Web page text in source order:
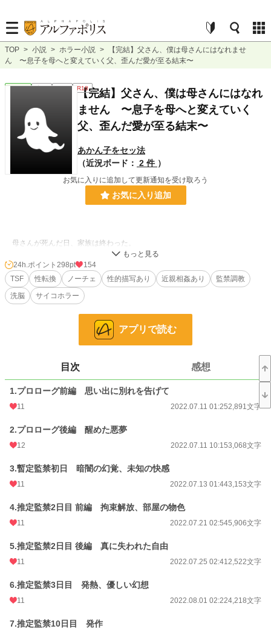
TOP > 小説 > ホラー小説 >
【完結】父さん、僕は母さんにはなれませ
ん 〜息子を母へと変えていく父、歪んだ愛が至る結末〜
ホラー 完結 短編 R18
【完結】父さん、僕は母さんにはなれ
ません 〜息子を母へと変えていく
父、歪んだ愛が至る結末〜
あかん子をセッ法
（近況ボード： 2 件 ）
お気に入りに追加して更新通知を受け取ろう
お気に入り追加
母さんが死んだ日、家族は終わった。
なら、僕が母さんにされた日には、どうなるのだろう？
ていた偏屈な父親と、この世でたった一人、自身に無償の愛を注ぎ、成長を見守
ってくれていた母親とまだ共に在りたかった息子。お互い唯一の支えを失って、
残された二人の人生は大きく狂いだす。
過去を引き摺る親子が織り成す、歪なドメスティックラブストーリー。行き着
く先は、果たして何処か。
ホラー
お気に入り 131
24h.ポイント
文字数 104,260
更新日時
初回公開日時 2022.07.11 01:25
週間ポイント 4,042 pt (2,515 位)
24h.ポイント 298pt
154
TSF
性転換 ノーチェ 性的描写あり 近親相姦あり
監禁調教
洗脳
サイコホラー
アプリで読む
目次 感想
1.プロローグ前編 思い出に別れを告げて
11 2022.07.11 01:252,891文字
2.プロローグ後編 醒めた悪夢
12 2022.07.11 10:153,068文字
3.暫定監禁初日 暗闇の幻覚、未知の快感
11 2022.07.13 01:443,153文字
4.推定監禁2日目 前編 拘束解放、部屋の物色
11 2022.07.21 02:545,906文字
5.推定監禁2日目 後編 真に失われた自由
11 2022.07.25 02:412,522文字
6.推定監禁3日目 発熱、優しい幻想
11 2022.08.01 02:224,218文字
7.推定監禁10日目 発作